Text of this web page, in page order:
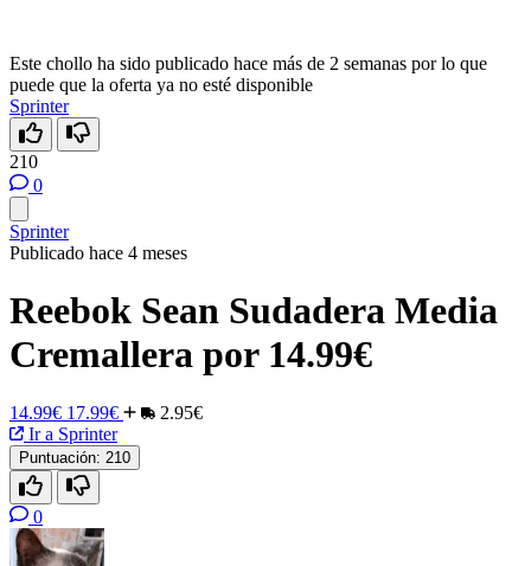
Este chollo ha sido publicado hace más de 2 semanas por lo que
puede que la oferta ya no esté disponible
Sprinter
210
0
Sprinter
Publicado hace 4 meses
Reebok Sean Sudadera Media
Cremallera por 14.99€
14.99€ 17.99€
2.95€
Ir a Sprinter
Puntuación: 210
0